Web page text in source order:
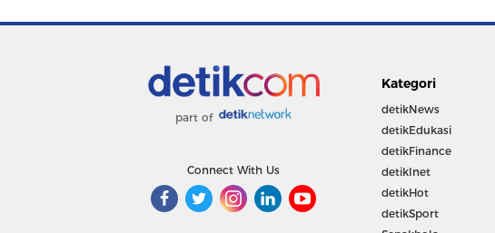
part of
Connect With Us
Kategori
detikNews
detikEdukasi
detikFinance
detikInet
detikHot
detikSport